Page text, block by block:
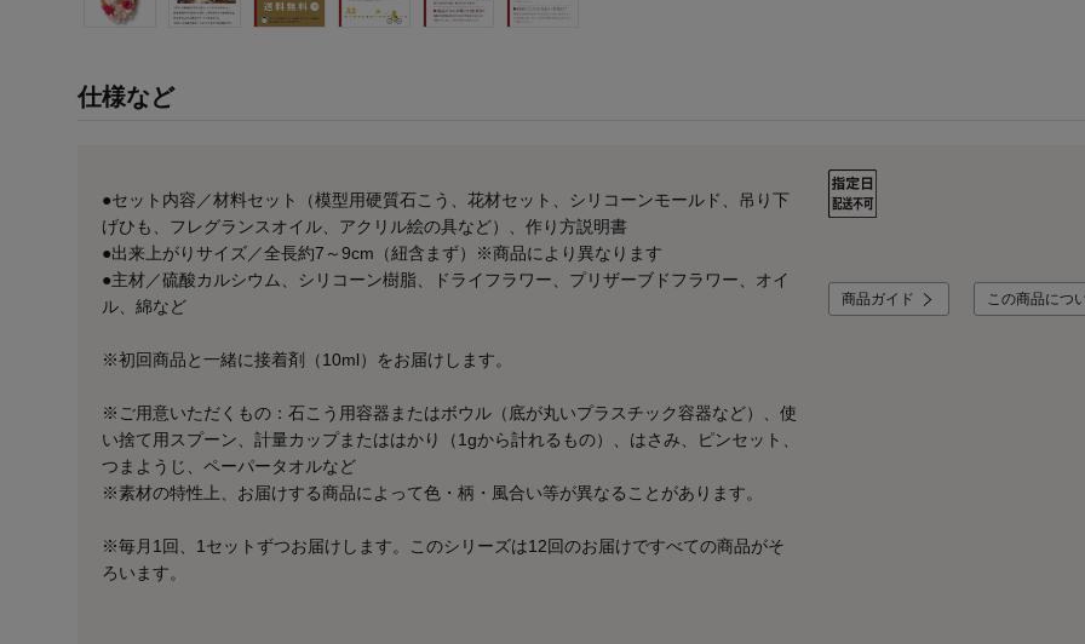
仕様など
●セット内容／材料セット（模型用硬質石こう、花材セット、シリコーンモールド、吊り下
げひも、フレグランスオイル、アクリル絵の具など）、作り方説明書
●出来上がりサイズ／全長約7～9cm（紐含まず）※商品により異なります
●主材／硫酸カルシウム、シリコーン樹脂、ドライフラワー、プリザーブドフラワー、オイ
ル、綿など
※初回商品と一緒に接着剤（10ml）をお届けします。
※ご用意いただくもの：石こう用容器またはボウル（底が丸いプラスチック容器など）、使
い捨て用スプーン、計量カップまたははかり（1gから計れるもの）、はさみ、ピンセット、
つまようじ、ペーパータオルなど
※素材の特性上、お届けする商品によって色・柄・風合い等が異なることがあります。
※毎月1回、1セットずつお届けします。このシリーズは12回のお届けですべての商品がそ
ろいます。
商品ガイド この商品につ